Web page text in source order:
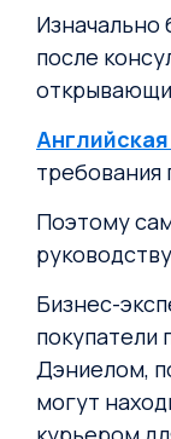
Изначально
после
требования
Поэтому
Бизнес-
покупатели
Дэниелом,
могут